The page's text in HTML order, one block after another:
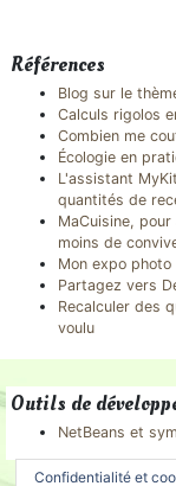
Références
Blog sur le
Calculs rigolos
Combien me
Écologie en
L'assistant
quantités de
MaCuisine,
moins de
Mon expo photo
Partagez vers
Recalculer des
voulu
Outils de
NetBeans et
Confidentialité et